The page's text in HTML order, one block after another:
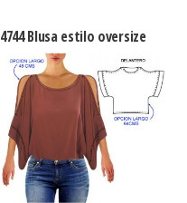
hasta
$7.900
variantes.
Las
opciones
se
pueden
4744 Blusa estilo oversize